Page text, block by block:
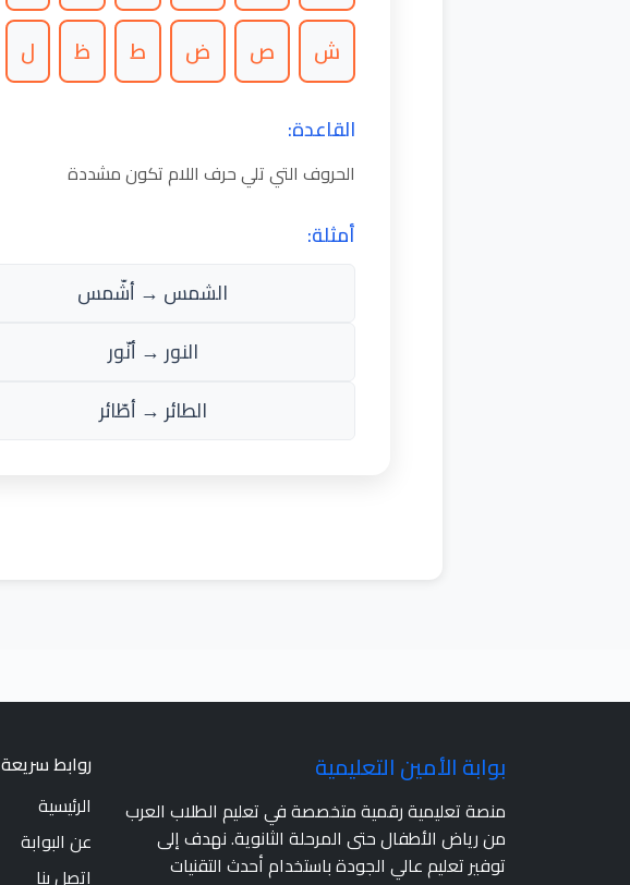
ش
ص ض ط ظ ل
القاعدة:
الحروف التي تلي حرف اللام تكون مشددة
أمثلة:
الشمس → أشّمس
النور → أنّور
الطائر → أطّائر
بوابة الأمين التعليمية
منصة تعليمية رقمية متخصصة في تعليم الطلاب العرب
من رياض الأطفال حتى المرحلة الثانوية. نهدف إلى
توفير تعليم عالي الجودة باستخدام أحدث التقنيات
روابط سريعة
الرئيسية
عن البوابة
اتصل بنا